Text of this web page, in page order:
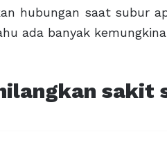
hubungan saat subur
ada banyak
sakit